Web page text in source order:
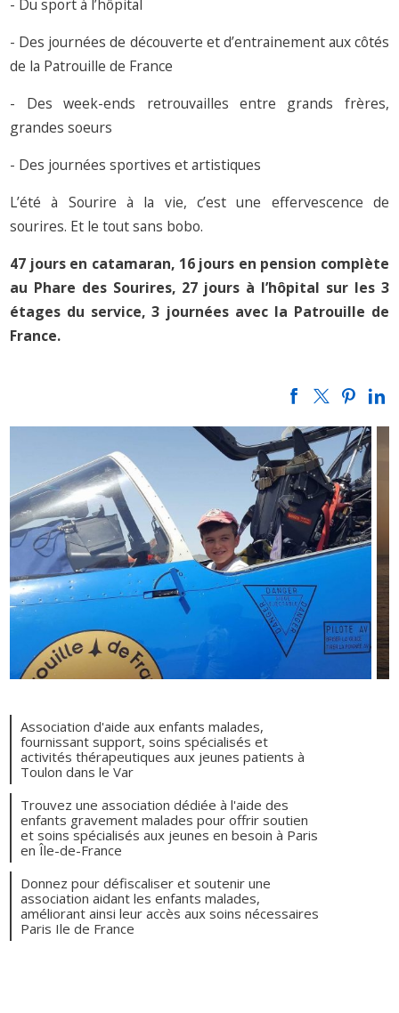
- Du sport à l’hôpital
- Des journées de découverte et d’entrainement aux côtés
de la Patrouille de France
- Des week-ends retrouvailles entre grands frères,
grandes soeurs
- Des journées sportives et artistiques
L’été à Sourire à la vie, c’est une effervescence de
sourires. Et le tout sans bobo.
47 jours en catamaran, 16 jours en pension complète
au Phare des Sourires, 27 jours à l’hôpital sur les 3
étages du service, 3 journées avec la Patrouille de
France.
Association d'aide aux enfants malades,
fournissant support, soins spécialisés et
activités thérapeutiques aux jeunes patients à
Toulon dans le Var
Trouvez une association dédiée à l'aide des
enfants gravement malades pour offrir soutien
et soins spécialisés aux jeunes en besoin à Paris
en Île-de-France
Donnez pour défiscaliser et soutenir une
association aidant les enfants malades,
améliorant ainsi leur accès aux soins nécessaires
Paris Ile de France